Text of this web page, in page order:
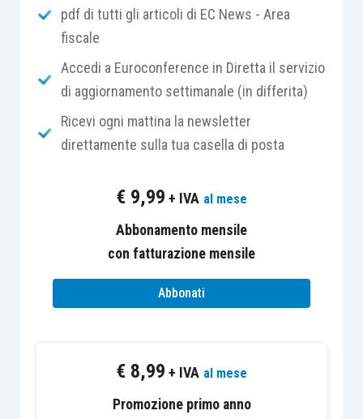
Fabio Garrini
Dottore Commercialista – Revisore Legale
Paolo Meneghetti
Dottore Commercialista – Revisore Legale
SEDE ORARIO
Sede
14.30 –
pdf di tutti gli articoli di EC News - Area
fiscale
Accedi a Euroconference in Diretta il servizio
di aggiornamento settimanale (in differita)
Ricevi ogni mattina la newsletter
direttamente sulla tua casella di posta
€ 9,99 + IVA al mese
Abbonamento mensile
con fatturazione mensile
Abbonati
€ 8,99 + IVA al mese
Promozione primo anno